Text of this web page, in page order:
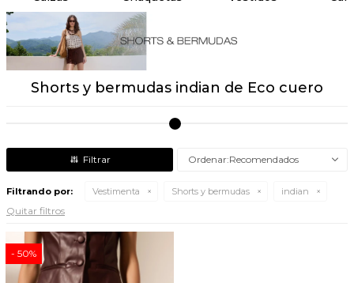
Shorts y bermudas indian de Eco cuero
Recomendados
Filtrando por: Vestimenta Shorts y bermudas indian
Quitar filtros
50